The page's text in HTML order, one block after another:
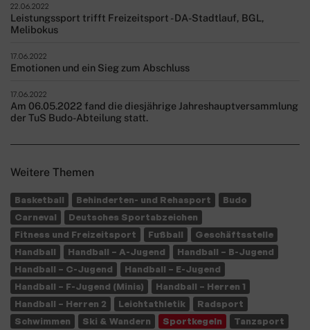
22.06.2022
Leistungssport trifft Freizeitsport - DA-Stadtlauf, BGL,
Melibokus
17.06.2022
Emotionen und ein Sieg zum Abschluss
17.06.2022
Am 06.05.2022 fand die diesjährige Jahreshauptversammlung
der TuS Budo-Abteilung statt.
Weitere Themen
Basketball Behinderten- und Rehasport
Budo
Carneval
Deutsches Sportabzeichen
Fitness und Freizeitsport
Fußball
Geschäftsstelle
Handball
Handball – A-Jugend
Handball – B-Jugend
Handball – C-Jugend
Handball – E-Jugend
Handball – F-Jugend (Minis)
Handball – Herren 1
Handball – Herren 2
Leichtathletik
Radsport
Schwimmen
Ski & Wandern Sportkegeln Tanzsport